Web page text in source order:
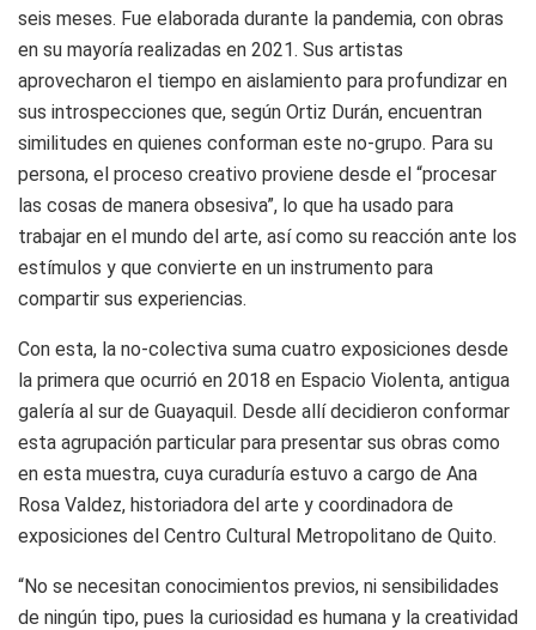
seis meses. Fue elaborada durante la pandemia, con obras
en su mayoría realizadas en 2021. Sus artistas
aprovecharon el tiempo en aislamiento para profundizar en
sus introspecciones que, según Ortiz Durán, encuentran
similitudes en quienes conforman este no-grupo. Para su
persona, el proceso creativo proviene desde el “procesar
las cosas de manera obsesiva”, lo que ha usado para
trabajar en el mundo del arte, así como su reacción ante los
estímulos y que convierte en un instrumento para
compartir sus experiencias.
Con esta, la no-colectiva suma cuatro exposiciones desde
la primera que ocurrió en 2018 en Espacio Violenta, antigua
galería al sur de Guayaquil. Desde allí decidieron conformar
esta agrupación particular para presentar sus obras como
en esta muestra, cuya curaduría estuvo a cargo de Ana
Rosa Valdez, historiadora del arte y coordinadora de
exposiciones del Centro Cultural Metropolitano de Quito.
“No se necesitan conocimientos previos, ni sensibilidades
de ningún tipo, pues la curiosidad es humana y la creatividad